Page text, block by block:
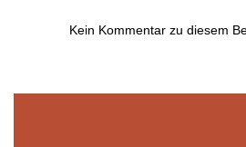
Kein Kommentar zu diesem